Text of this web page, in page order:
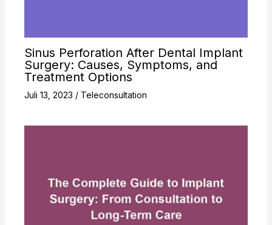
Sinus Perforation After Dental Implant
Surgery: Causes, Symptoms, and
Treatment Options
Juli 13, 2023 / Teleconsultation